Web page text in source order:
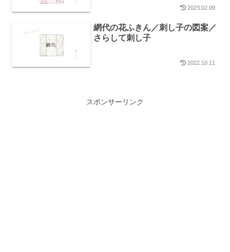
2023.02.09
網代の花ふきん／刺し子の図案／
さらして刺し子
2022.10.11
スポンサーリンク